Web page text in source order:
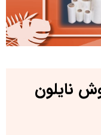
نایلون